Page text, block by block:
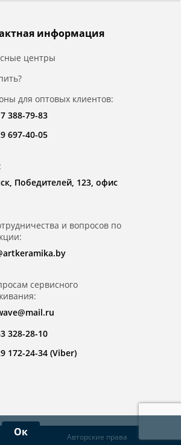
Ок
информация
центры
для оптовых клиентов:
388-79-83
697-40-05
Победителей, 123, офис
и вопросов по
сервисного
328-28-10
172-24-34 (Viber)
Авторские права